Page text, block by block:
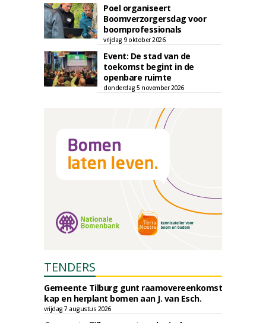
Poel organiseert
Boomverzorgersdag voor
boomprofessionals
vrijdag 9 oktober 2026
Event: De stad van de
toekomst begint in de
openbare ruimte
donderdag 5 november 2026
TENDERS
Gemeente Tilburg gunt raamovereenkomst
kap en herplant bomen aan J. van Esch.
vrijdag 7 augustus 2026